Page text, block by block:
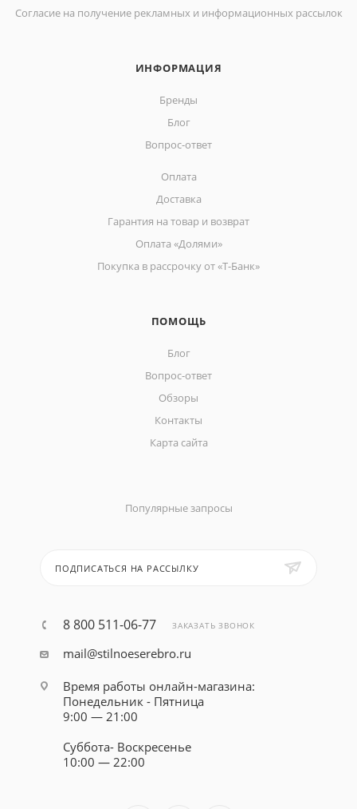
Согласие на получение рекламных и информационных рассылок
ИНФОРМАЦИЯ
Бренды
Блог
Вопрос-ответ
Оплата
Доставка
Гарантия на товар и возврат
Оплата «Долями»
Покупка в рассрочку от «Т-Банк»
ПОМОЩЬ
Блог
Вопрос-ответ
Обзоры
Контакты
Карта сайта
Популярные запросы
ПОДПИСАТЬСЯ НА РАССЫЛКУ
8 800 511-06-77 ЗАКАЗАТЬ ЗВОНОК
mail@stilnoeserebro.ru
Время работы онлайн-магазина:
Понедельник - Пятница
9:00 — 21:00
Суббота- Воскресенье
10:00 — 22:00